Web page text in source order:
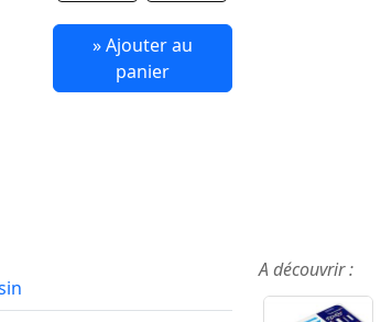
» Ajouter au
panier
A découvrir :